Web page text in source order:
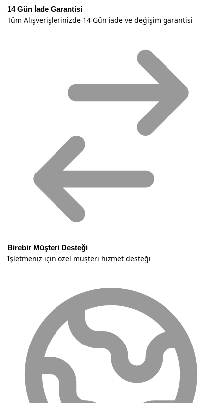
14 Gün İade Garantisi
Tüm Alışverişlerinizde 14 Gün iade ve değişim garantisi
Birebir Müşteri Desteği
İşletmeniz için özel müşteri hizmet desteği